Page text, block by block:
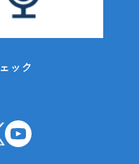
ック